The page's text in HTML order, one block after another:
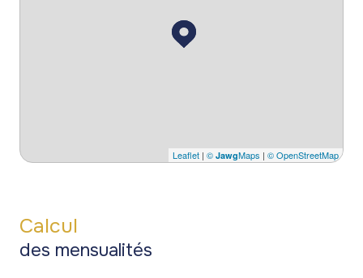
Leaflet | © JawgMaps | © OpenStreetMap
Calcul
des mensualités